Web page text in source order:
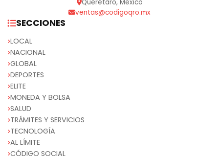
Querétaro, México
ventas@codigoqro.mx
SECCIONES
LOCAL
NACIONAL
GLOBAL
DEPORTES
ELITE
MONEDA Y BOLSA
SALUD
TRÁMITES Y SERVICIOS
TECNOLOGÍA
AL LÍMITE
CÓDIGO SOCIAL